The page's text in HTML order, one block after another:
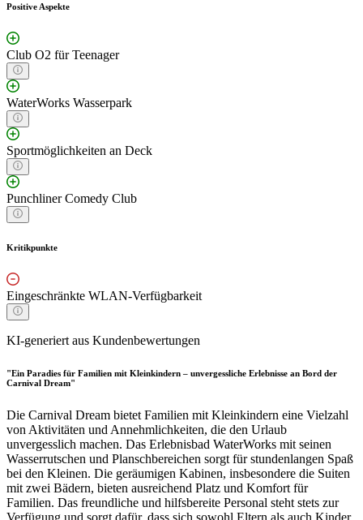
Positive Aspekte
Club O2 für Teenager
WaterWorks Wasserpark
Sportmöglichkeiten an Deck
Punchliner Comedy Club
Kritikpunkte
Eingeschränkte WLAN-Verfügbarkeit
KI-generiert aus Kundenbewertungen
"Ein Paradies für Familien mit Kleinkindern – unvergessliche Erlebnisse an Bord der
Carnival Dream"
Die Carnival Dream bietet Familien mit Kleinkindern eine Vielzahl
von Aktivitäten und Annehmlichkeiten, die den Urlaub
unvergesslich machen. Das Erlebnisbad WaterWorks mit seinen
Wasserrutschen und Planschbereichen sorgt für stundenlangen Spaß
bei den Kleinen. Die geräumigen Kabinen, insbesondere die Suiten
mit zwei Bädern, bieten ausreichend Platz und Komfort für
Familien. Das freundliche und hilfsbereite Personal steht stets zur